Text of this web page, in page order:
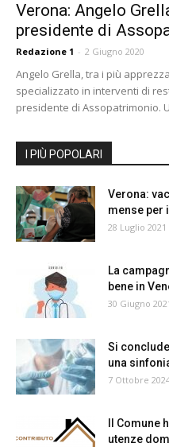
Verona: Angelo
presidente di
Redazione 1 - 2 Giugno 2020
Angelo Grella, tra i più
specializzato in interventi di
presidente di Assopatrimonio.
I PIÙ POPOLARI
Verona:
mense per
28 Luglio 2021
La
bene in
30 Giugno
Si
una
7 Ottobre
Il Comune
utenze